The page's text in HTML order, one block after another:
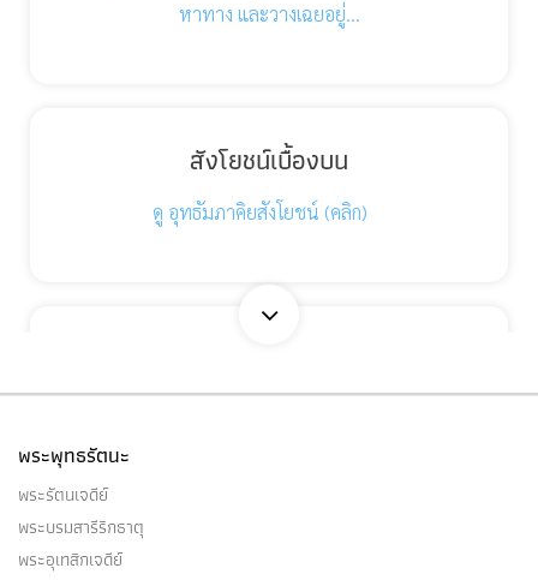
หาทาง และวางเฉยอยู่…
สังโยชน์เบื้องบน
ดู อุทธัมภาคิยสังโยชน์ (คลิก)
พระพุทธรัตนะ
พระรัตนเจดีย์
พระบรมสารีริกธาตุ
พระอุเทสิกเจดีย์